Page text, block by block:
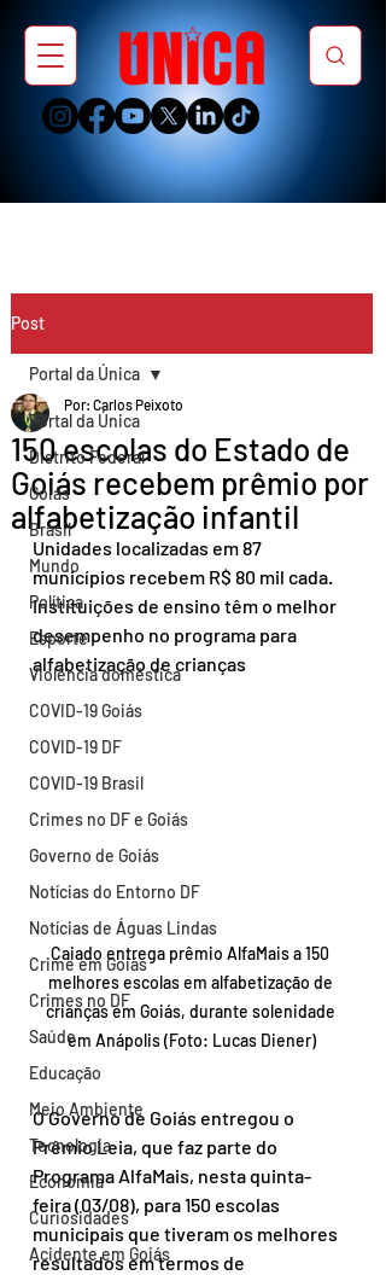
Post
Portal da Única
Distrito Federal
Goiás
Brasil
Mundo
Política
Esporte
Violência doméstica
COVID-19 Goiás
COVID-19 DF
COVID-19 Brasil
Crimes no DF e Goiás
Governo de Goiás
Notícias do Entorno DF
Notícias de Águas Lindas
Crime em Goiás
Crimes no DF
Saúde
Educação
Meio Ambiente
Tecnologia
Economia
Curiosidades
Acidente em Goiás
Portal da Única
150 escolas do Estado de
Goiás recebem prêmio por
alfabetização infantil
Por: Carlos Peixoto
Unidades localizadas em 87
municípios recebem R$ 80 mil cada.
Instituições de ensino têm o melhor
desempenho no programa para
alfabetização de crianças
Caiado entrega prêmio AlfaMais a 150
melhores escolas em alfabetização de
crianças em Goiás, durante solenidade
em Anápolis (Foto: Lucas Diener)
O Governo de Goiás entregou o
Prêmio Leia, que faz parte do
Programa AlfaMais, nesta quinta-
feira (03/08), para 150 escolas
municipais que tiveram os melhores
resultados em termos de